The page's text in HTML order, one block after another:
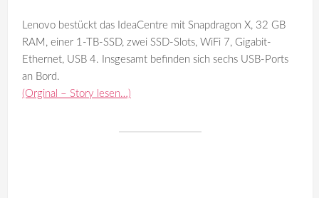
Lenovo bestückt das IdeaCentre mit Snapdragon X, 32 GB
RAM, einer 1-TB-SSD, zwei SSD-Slots, WiFi 7, Gigabit-
Ethernet, USB 4. Insgesamt befinden sich sechs USB-Ports
an Bord.
(Orginal – Story lesen…)